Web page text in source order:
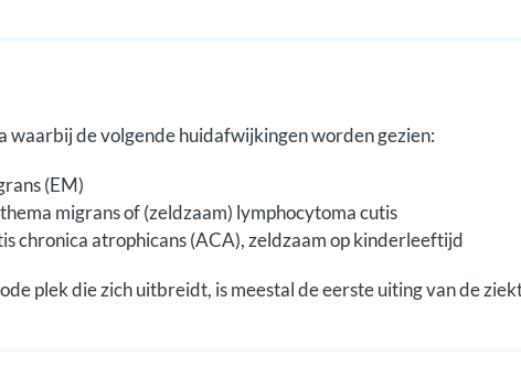
waarbij de volgende huidafwijkingen worden gezien:
(EM)
migrans of (zeldzaam) lymphocytoma cutis
chronica atrophicans (ACA), zeldzaam op kinderleeftijd
plek die zich uitbreidt, is meestal de eerste uiting van de